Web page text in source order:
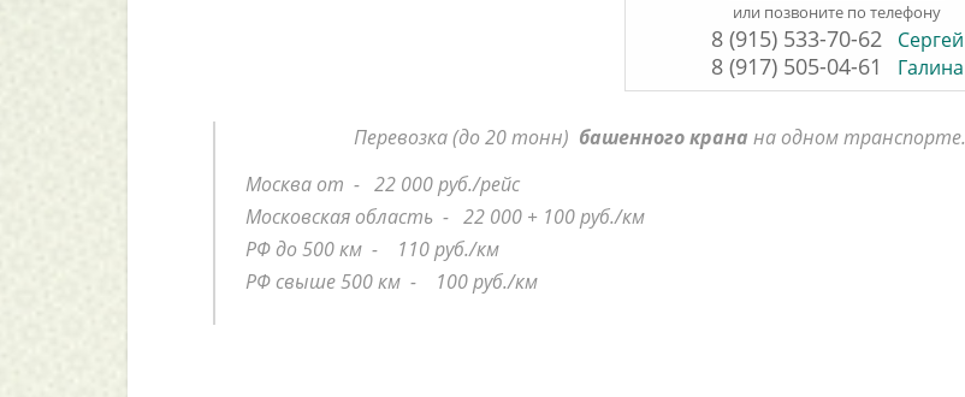
или позвоните по телефону
8 (915) 533-70-62 Сергей
8 (917) 505-04-61 Галина
Перевозка (до 20 тонн) башенного крана на одном транспорте.
Москва от - 22 000 руб./рейс
Московская область - 22 000 + 100 руб./км
РФ до 500 км - 110 руб./км
РФ свыше 500 км - 100 руб./км